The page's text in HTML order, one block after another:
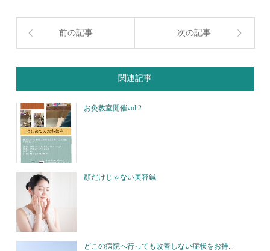
前の記事 次の記事
関連記事
お灸教室開催vol.2
顔だけじゃない美容鍼
どこの病院へ行っても改善しない症状をお持...